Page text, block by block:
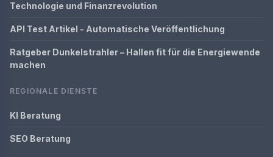
Technologie und Finanzrevolution
API Test Artikel - Automatische Veröffentlichung
Ratgeber Dunkelstrahler – Hallen fit für die Energiewende
machen
REGIONALE DIENSTE
KI Beratung
SEO Beratung